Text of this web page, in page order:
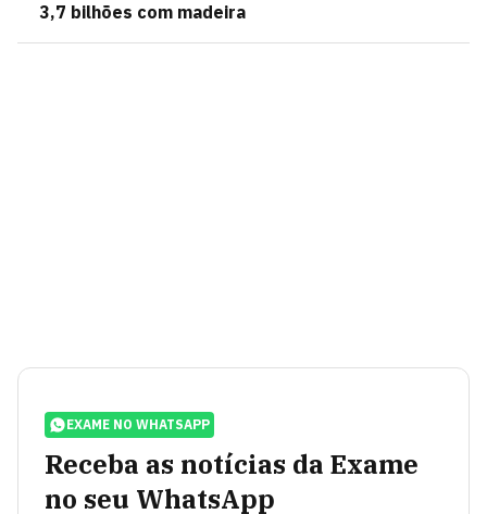
3,7 bilhões com madeira
EXAME NO WHATSAPP
Receba as notícias da Exame
no seu WhatsApp